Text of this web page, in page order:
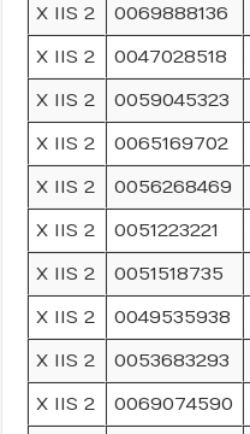
X IIS 2
0069888136
X IIS 2
0047028518
X IIS 2
0059045323
X IIS 2
0065169702
X IIS 2
0056268469
X IIS 2
0051223221
X IIS 2
0051518735
X IIS 2
0049535938
X IIS 2
0053683293
X IIS 2
0069074590